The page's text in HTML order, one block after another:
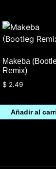
Makeba
Remix)
$ 2.49
Añadir al